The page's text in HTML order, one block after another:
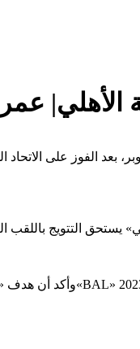
بعد الفوز على